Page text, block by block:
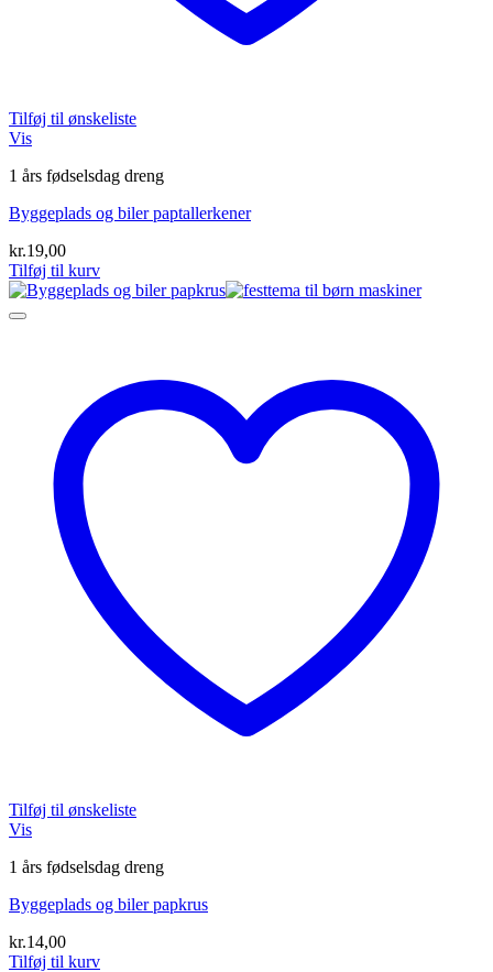
Tilføj til ønskeliste
Vis
1 års fødselsdag dreng
Byggeplads og biler paptallerkener
kr.19,00
Tilføj til kurv
Tilføj til ønskeliste
Vis
1 års fødselsdag dreng
Byggeplads og biler papkrus
kr.14,00
Tilføj til kurv